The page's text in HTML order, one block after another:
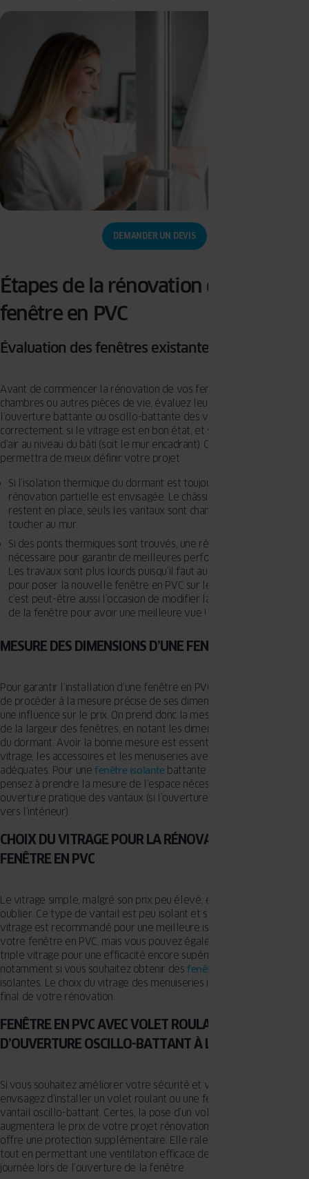
DEMANDER UN DEVIS
Étapes de la rénovation d’une
fenêtre en PVC
Évaluation des fenêtres existantes
Avant de commencer la rénovation de vos fenêtres en PVC dans les
chambres ou autres pièces de vie, évaluez leur état. Vérifiez si
l’ouverture battante ou oscillo-battante des vantaux se fait
correctement, si le vitrage est en bon état, et s’il y a des infiltrations
d’air au niveau du bâti (soit le mur encadrant). Cette étape vous
permettra de mieux définir votre projet :
Si l’isolation thermique du dormant est toujours efficace, une
rénovation partielle est envisagée. Le châssis et le dormant
restent en place, seuls les vantaux sont changés, pas besoin de
toucher au mur.
Si des ponts thermiques sont trouvés, une rénovation totale est
nécessaire pour garantir de meilleures performances d’isolation.
Les travaux sont plus lourds puisqu’il faut aussi modifier le bâti
pour poser la nouvelle fenêtre en PVC sur le mur. Néanmoins,
c’est peut-être aussi l’occasion de modifier la hauteur et la largeur
de la fenêtre pour avoir une meilleure vue !
MESURE DES DIMENSIONS D’UNE FENÊTRE EN PVC
Pour garantir l’installation d’une fenêtre en PVC réussie, il est crucial
de procéder à la mesure précise de ses dimensions, car cela aura
une influence sur le prix. On prend donc la mesure de la hauteur et
de la largeur des fenêtres, en notant les dimensions des vantaux et
du dormant. Avoir la bonne mesure est essentielle pour choisir le
vitrage, les accessoires et les menuiseries avec des dimensions
adéquates. Pour une fenêtre isolantebattante ou oscillo-battante,
pensez à prendre la mesure de l’espace nécessaire pour une
ouverture pratique des vantaux (si l’ouverture se fait, à la française,
vers l’intérieur).
CHOIX DU VITRAGE POUR LA RÉNOVATION DE VOTRE
FENÊTRE EN PVC
Le vitrage simple, malgré son prix peu élevé, est aujourd’hui à
oublier. Ce type de vantail est peu isolant et sécurisé. Le double
vitrage est recommandé pour une meilleure isolation thermique de
votre fenêtre en PVC, mais vous pouvez également envisager le
triple vitrage pour une efficacité encore supérieure des vantaux,
notamment si vous souhaitez obtenir desfenêtres sécurisées
isolantes. Le choix du vitrage des menuiseries influencera le prix
final de votre rénovation.
FENÊTRE EN PVC AVEC VOLET ROULANT OU SYSTÈME
D’OUVERTURE OSCILLO-BATTANT À LA FRANÇAISE ?
Si vous souhaitez améliorer votre sécurité et votre confort,
envisagez d’installer un volet roulant ou une fenêtre en PVC avec
vantail oscillo-battant. Certes, la pose d’un volet roulant
augmentera le prix de votre projet rénovation, mais cette option
offre une protection supplémentaire. Elle ralentit les cambrioleurs
tout en permettant une ventilation efficace de votre pièce en
journée lors de l’ouverture de la fenêtre.